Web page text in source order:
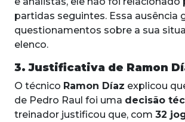
partidas seguintes. Essa ausência
questionamentos sobre a sua
elenco.
3. Justificativa de Ramon
O técnico Ramon Díaz explicou
de Pedro Raul foi uma decisão
treinador justificou que, com 32